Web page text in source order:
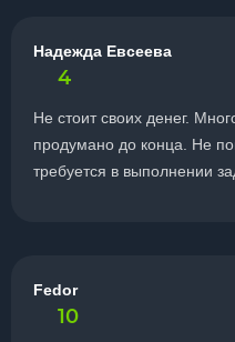
Надежда Евсеева
4
Не стоит своих денег.
продумано до конца. Не
требуется в выполнении
Fedor
10